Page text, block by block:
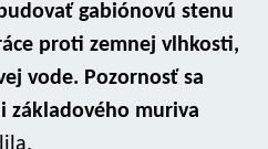
gabiónovú stenu
proti zemnej vlhkosti,
vode. Pozornosť sa
základového muriva